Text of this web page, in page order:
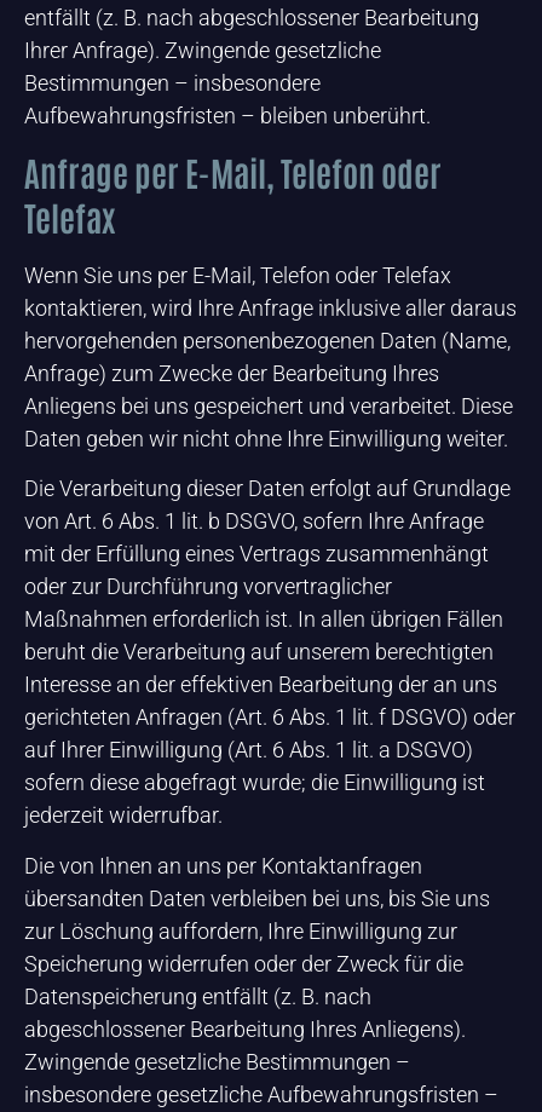
entfällt (z. B. nach abgeschlossener Bearbeitung
Ihrer Anfrage). Zwingende gesetzliche
Bestimmungen – insbesondere
Aufbewahrungsfristen – bleiben unberührt.
Anfrage per E-Mail, Telefon oder
Telefax
Wenn Sie uns per E-Mail, Telefon oder Telefax
kontaktieren, wird Ihre Anfrage inklusive aller daraus
hervorgehenden personenbezogenen Daten (Name,
Anfrage) zum Zwecke der Bearbeitung Ihres
Anliegens bei uns gespeichert und verarbeitet. Diese
Daten geben wir nicht ohne Ihre Einwilligung weiter.
Die Verarbeitung dieser Daten erfolgt auf Grundlage
von Art. 6 Abs. 1 lit. b DSGVO, sofern Ihre Anfrage
mit der Erfüllung eines Vertrags zusammenhängt
oder zur Durchführung vorvertraglicher
Maßnahmen erforderlich ist. In allen übrigen Fällen
beruht die Verarbeitung auf unserem berechtigten
Interesse an der effektiven Bearbeitung der an uns
gerichteten Anfragen (Art. 6 Abs. 1 lit. f DSGVO) oder
auf Ihrer Einwilligung (Art. 6 Abs. 1 lit. a DSGVO)
sofern diese abgefragt wurde; die Einwilligung ist
jederzeit widerrufbar.
Die von Ihnen an uns per Kontaktanfragen
übersandten Daten verbleiben bei uns, bis Sie uns
zur Löschung auffordern, Ihre Einwilligung zur
Speicherung widerrufen oder der Zweck für die
Datenspeicherung entfällt (z. B. nach
abgeschlossener Bearbeitung Ihres Anliegens).
Zwingende gesetzliche Bestimmungen –
insbesondere gesetzliche Aufbewahrungsfristen –